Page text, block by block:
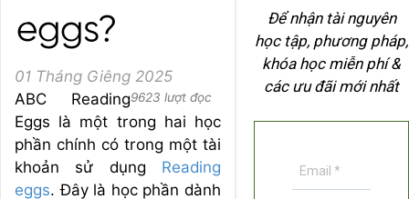
eggs?
01 Tháng Giêng 2025
9623 lượt đọc
ABC Reading
Eggs là một trong hai học
phần chính có trong một tài
khoản sử dụng Reading
eggs. Đây là học phần dành
Để nhận tài nguyên
học tập, phương pháp,
khóa học miễn phí &
các ưu đãi mới nhất